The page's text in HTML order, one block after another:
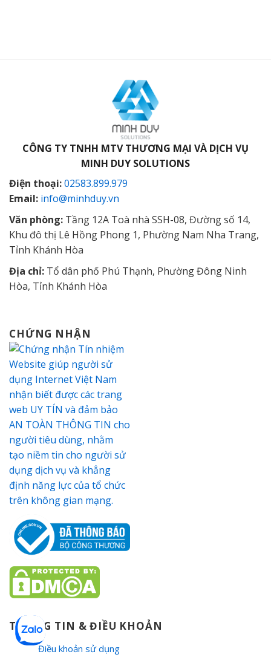
CÔNG TY TNHH MTV THƯƠNG MẠI VÀ DỊCH VỤ
MINH DUY SOLUTIONS
Điện thoại:02583.899.979
Email: info@minhduy.vn
Văn phòng: Tầng 12A Toà nhà SSH-08, Đường số 14,
Khu đô thị Lê Hồng Phong 1, Phường Nam Nha Trang,
Tỉnh Khánh Hòa
Địa chỉ: Tổ dân phố Phú Thạnh, Phường Đông Ninh
Hòa, Tỉnh Khánh Hòa
CHỨNG NHẬN
THÔNG TIN & ĐIỀU KHOẢN
Điều khoản sử dụng